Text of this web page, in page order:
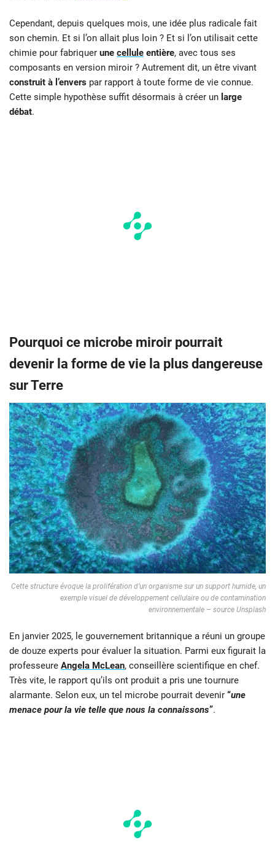
Cependant, depuis quelques mois, une idée plus radicale fait
son chemin. Et si l’on allait plus loin ? Et si l’on utilisait cette
chimie pour fabriquer une cellule entière, avec tous ses
composants en version miroir ? Autrement dit, un être vivant
construit à l’envers par rapport à toute forme de vie connue.
Cette simple hypothèse suffit désormais à créer un large
débat.
Pourquoi ce microbe miroir pourrait
devenir la forme de vie la plus dangereuse
sur Terre
Cette structure évoque la prolifération d’un organisme sur un support humide, un
exemple visuel de développement cellulaire ou de contamination
environnementale – source Unsplash
En janvier 2025, le gouvernement britannique a réuni un groupe
de douze experts pour évaluer la situation. Parmi eux figurait la
professeure Angela McLean, conseillère scientifique en chef.
Très vite, le rapport qu’ils ont produit a pris une tournure
alarmante. Selon eux, un tel microbe pourrait devenir “une
menace pour la vie telle que nous la connaissons”.